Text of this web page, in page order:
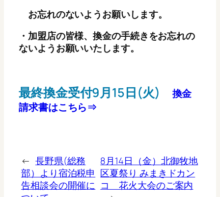
お忘れのないようお願いします。
・加盟店の皆様、換金の手続きをお忘れの
ないようお願いいたします。
最終換金受付9月15日(火)
換金
請求書はこちら⇒
← 長野県(総務
部）より宿泊税申
告相談会の開催に
8月14日（金）北御牧地
区夏祭り みまきドカン
コ 花火大会のご案内